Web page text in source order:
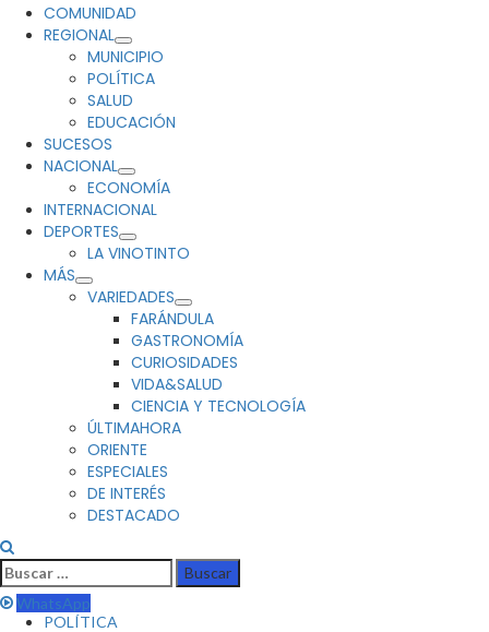
principalCOMUNIDAD
REGIONAL
MUNICIPIO
POLÍTICA
SALUD
EDUCACIÓN
SUCESOS
NACIONAL
ECONOMÍA
INTERNACIONAL
DEPORTES
LA VINOTINTO
MÁS
VARIEDADES
FARÁNDULA
GASTRONOMÍA
CURIOSIDADES
VIDA&SALUD
CIENCIA Y TECNOLOGÍA
ÚLTIMAHORA
ORIENTE
ESPECIALES
DE INTERÉS
DESTACADO
Buscar:
WhatsApp
POLÍTICA